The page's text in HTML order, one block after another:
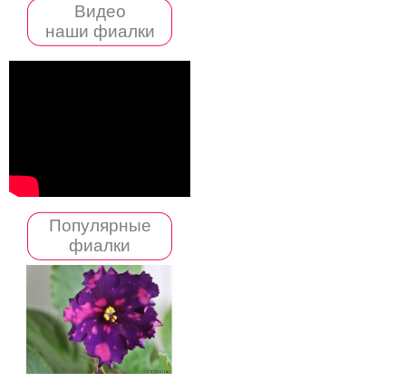
Видео
наши фиалки
Популярные
фиалки